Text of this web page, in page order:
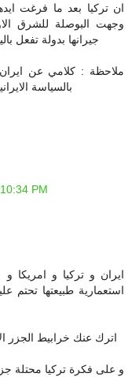
ان تركيا بعد ما فرغت
وجهت البوصلة للشرق
جيرانها بدولة تفعل
ملاحظة : كلامي عن
بالسياسة
PM
ايران و تركيا و امريكا
استعمارية طبيعتها تحتم
اترك عنك خرابيط الجزر
و على فكرة تركيا محتلة